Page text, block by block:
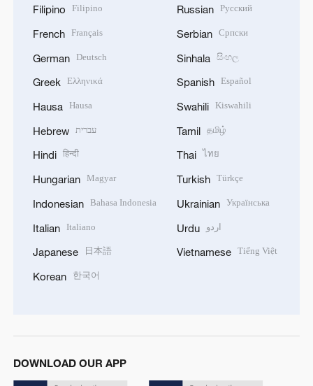
Filipino Filipino
French Français
German Deutsch
Greek Ελληνικά
Hausa Hausa
Hebrew עברית
Hindi हिन्दी
Hungarian Magyar
Indonesian Bahasa Indonesia
Italian Italiano
Japanese 日本語
Korean 한국어
Russian Русский
Serbian Српски
Sinhala සිංහල
Spanish Español
Swahili Kiswahili
Tamil தமிழ்
Thai ไทย
Turkish Türkçe
Ukrainian Українська
Urdu اردو
Vietnamese Tiếng Việt
DOWNLOAD OUR APP